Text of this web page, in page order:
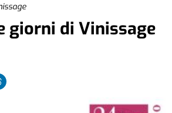
giorni di Vinissage